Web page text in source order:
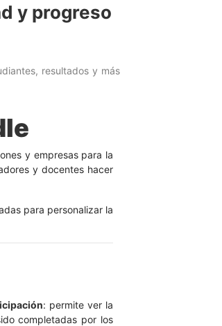
y progreso
resultados y más
y empresas para la
y docentes hacer
para personalizar la
: permite ver la
completadas por los